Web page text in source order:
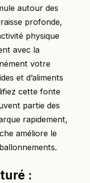
autour des
profonde,
physique
avec la
votre
et d’aliments
cette fonte
partie des
rapidement,
améliore le
: